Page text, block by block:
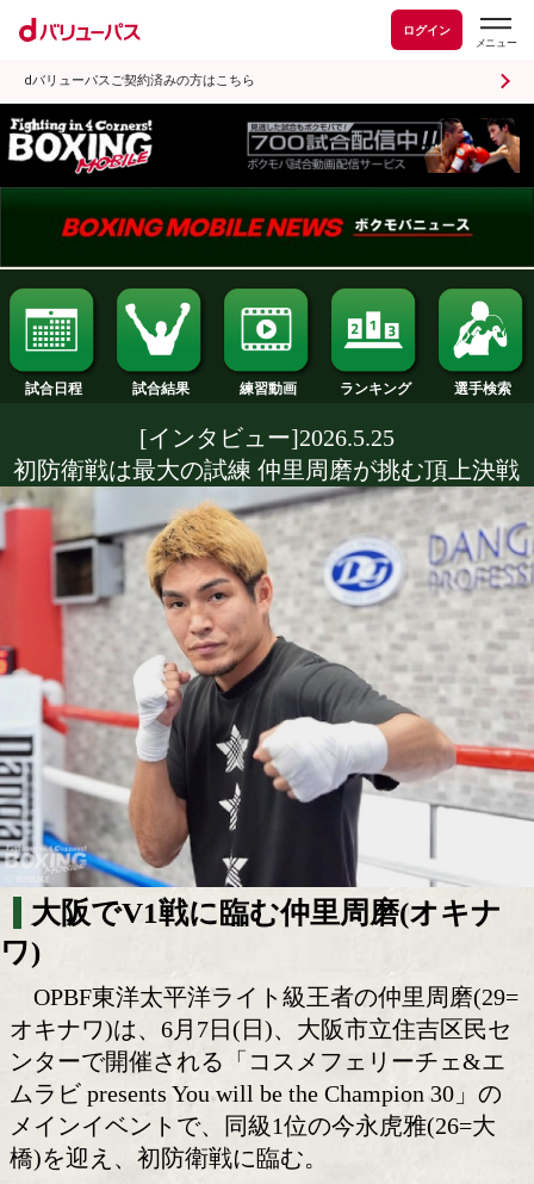
ログイン
dバリューパスご契約済みの方はこちら
試合日程 試合結果 練習動画 ランキング
[インタビュー]2026.5.25
初防衛戦は最大の試練 仲里周磨が挑む
大阪でV1戦に臨む仲里周磨(
ワ)